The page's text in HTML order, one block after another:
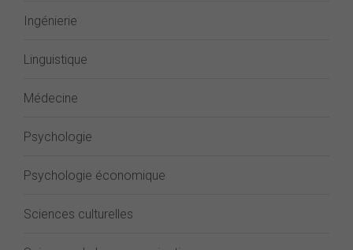
Ingénierie
Linguistique
Médecine
Psychologie
Psychologie économique
Sciences culturelles